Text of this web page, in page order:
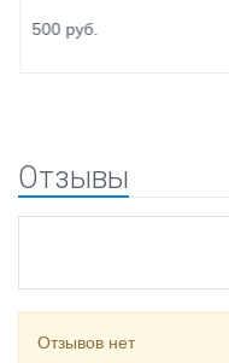
500 руб.
Отзывы
Отзывов нет